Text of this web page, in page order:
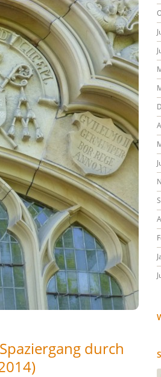
durch